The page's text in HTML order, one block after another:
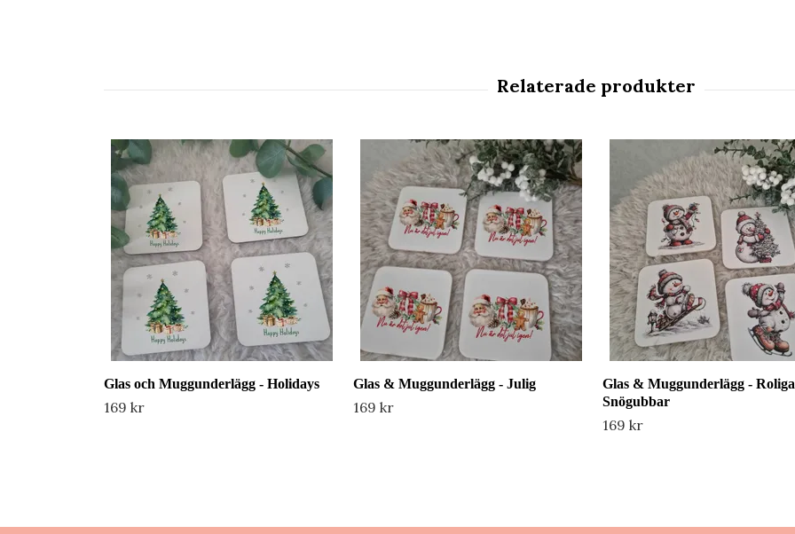
Glas och Muggunderlägg - Holidays
169 kr
Glas & Muggunderlägg - Julig
169 kr
Glas & Muggunderlägg - Roliga
Snögubbar
169 kr